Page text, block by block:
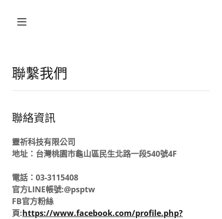
聯繫我們
聯絡資訊
靈祈科技有限公司
地址：台灣桃園市龜山區民生北路一段540號4F
電話：03-3115408
官方LINE帳號:@psptw
FB官方粉絲
頁:https://www.facebook.com/profile.php?